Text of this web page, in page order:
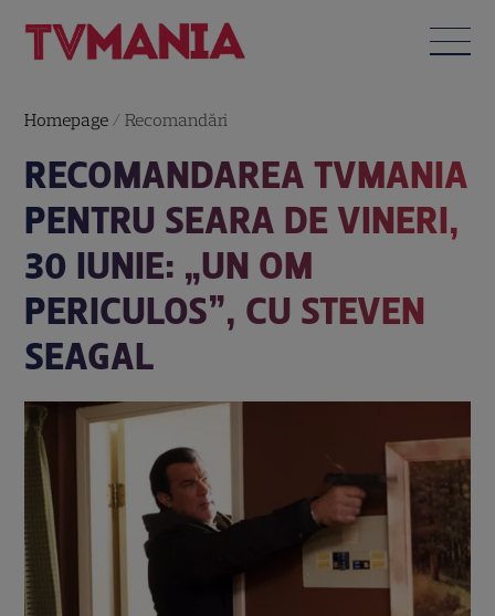
Homepage /Recomandări
RECOMANDAREA TVMANIA
PENTRU SEARA DE VINERI,
30 IUNIE: „UN OM
PERICULOS”, CU STEVEN
SEAGAL